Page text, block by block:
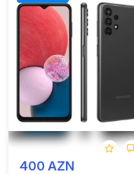
400 AZN